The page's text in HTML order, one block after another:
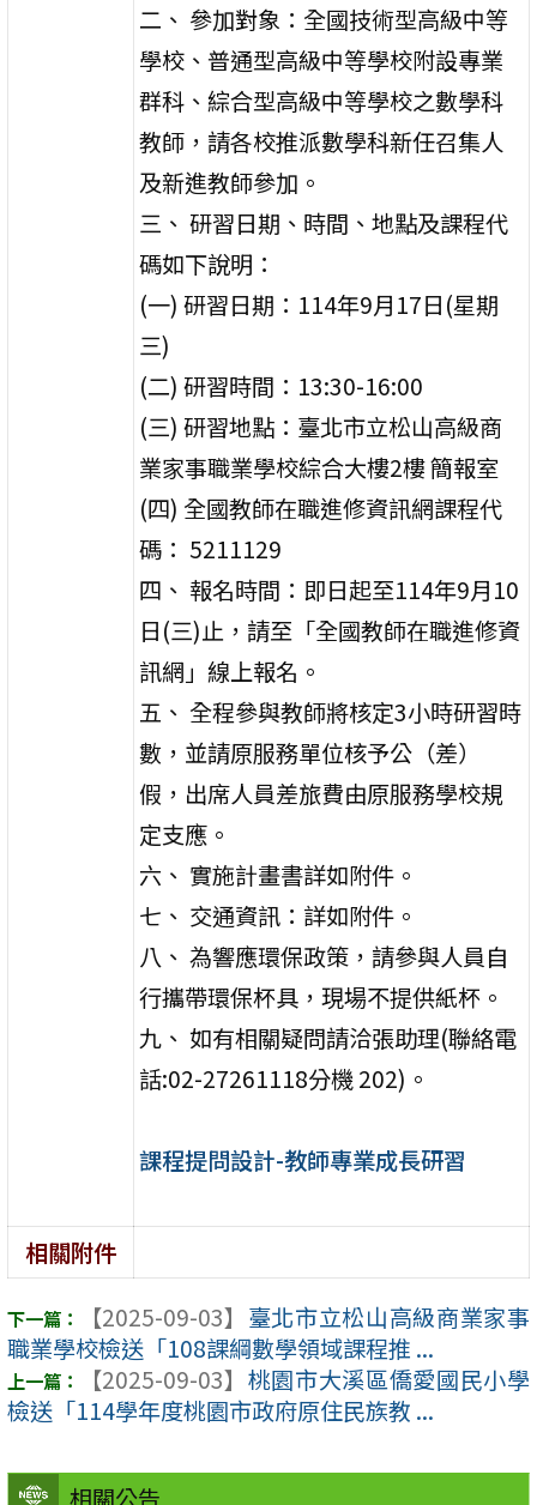
相關公告
二、 參加對象：全國技術型高級中等
學校、普通型高級中等學校附設專業
群科、綜合型高級中等學校之數學科
教師，請各校推派數學科新任召集人
及新進教師參加。
三、 研習日期、時間、地點及課程代
碼如下說明：
(一) 研習日期：114年9月17日(星期
三)
(二) 研習時間：13:30-16:00
(三) 研習地點：臺北市立松山高級商
業家事職業學校綜合大樓2樓 簡報室
(四) 全國教師在職進修資訊網課程代
碼： 5211129
四、 報名時間：即日起至114年9月10
日(三)止，請至「全國教師在職進修資
訊網」線上報名。
五、 全程參與教師將核定3小時研習時
數，並請原服務單位核予公（差）
假，出席人員差旅費由原服務學校規
定支應。
六、 實施計畫書詳如附件。
七、 交通資訊：詳如附件。
八、 為響應環保政策，請參與人員自
行攜帶環保杯具，現場不提供紙杯。
九、 如有相關疑問請洽張助理(聯絡電
話:02-27261118分機 202)。
課程提問設計-教師專業成長研習
相關附件
【2025-09-03】 臺北市立松山高級商業家事
職業學校檢送「108課綱數學領域課程推 ...
【2025-09-03】 桃園市大溪區僑愛國民小學
檢送「114學年度桃園市政府原住民族教 ...